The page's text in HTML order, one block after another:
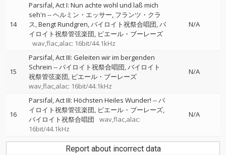
14
Parsifal, Act I: Nun achte wohl und laß mich
seh'n --ヘルミン・エッサー フランツ・クラ
ス Bengt Rundgren バイロイト祝祭合唱団 バ
イロイト祝祭管弦楽団 ピエール・ブーレーズ
wav,flac,alac: 16bit/44.1kHz
N/A
15
Parsifal, Act III: Geleiten wir im bergenden
Schrein --バイロイト祝祭合唱団 バイロイト
祝祭管弦楽団 ピエール・ブーレーズ
wav,flac,alac: 16bit/44.1kHz
N/A
16
Parsifal, Act III: Höchsten Heiles Wunder! --バ
イロイト祝祭管弦楽団 ピエール・ブーレーズ
バイロイト祝祭合唱団
wav,flac,alac:
16bit/44.1kHz
N/A
Report about incorrect data